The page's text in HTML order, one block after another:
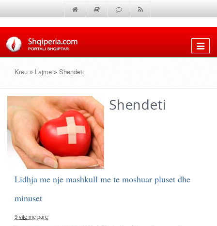
Shfaq
Kreu » Lajme » Shendeti
Shendeti
Lidhja me nje mashkull me te moshuar pluset dhe
minuset
9 vite më parë